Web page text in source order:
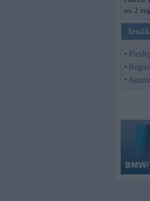
un 2
•
•
•